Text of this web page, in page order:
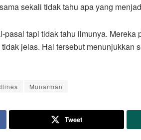
sekali tidak tahu apa yang
pasal tapi tidak tahu ilmunya.
jelas. Hal tersebut menunjukkan
Munarman
Tweet